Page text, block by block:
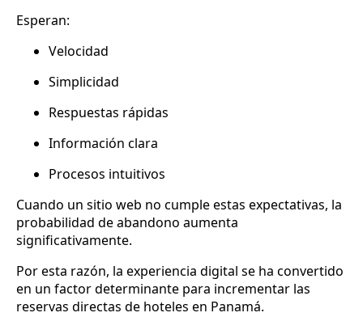
Esperan:
Velocidad
Simplicidad
Respuestas rápidas
Información clara
Procesos intuitivos
Cuando un sitio web no cumple estas expectativas, la
probabilidad de abandono aumenta
significativamente.
Por esta razón, la experiencia digital se ha convertido
en un factor determinante para incrementar las
reservas directas de hoteles en Panamá.